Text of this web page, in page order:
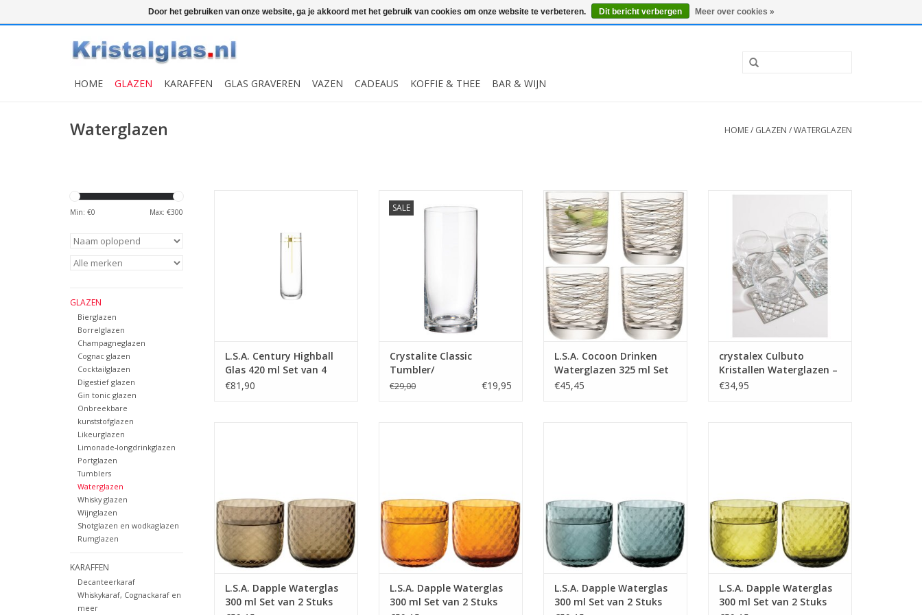
Snelle levering Graveren 0 Artikelen - €0,00 Mijn account / Registreren
HOME GLAZEN KARAFFEN GLAS GRAVEREN VAZEN CADEAUS KOFFIE & THEE BAR & WIJN
Waterglazen HOME/ GLAZEN /WATERGLAZEN
Min: €0 Max: €300
GLAZEN
Bierglazen
Borrelglazen
Champagneglazen
Cognac glazen
Cocktailglazen
Digestief glazen
Gin tonic glazen
Onbreekbare
kunststofglazen
Likeurglazen
Limonade-longdrinkglazen
Portglazen
Tumblers
Waterglazen
Whisky glazen
Wijnglazen
Shotglazen en wodkaglazen
Rumglazen
KARAFFEN
Decanteerkaraf
Whiskykaraf, Cognackaraf en
meer
MEER INFO
L.S.A. Century Highball
Glas 420 ml Set van 4
Stuks
€81,90
SALE
tumbler glas 470ml
Crystalite Classic
Tumbler/
waterglas/longdrink
€29,00 €19,95
Cocoon Drinken Waterglazen 325
ml Set van 4 Stuks
MEER INFO
L.S.A. Cocoon Drinken
Waterglazen 325 ml Set
van 4 Stuks
€45,45
Culbuto Kristallen Waterglazen –
MEER INFO
crystalex Culbuto
Kristallen Waterglazen –
Set van 6 (390 ml)
€34,95
L.S.A. Dapple Waterglas
300 ml Set van 2 Stuks
L.S.A. Dapple Waterglas
300 ml Set van 2 Stuks
L.S.A. Dapple Waterglas
300 ml Set van 2 Stuks
L.S.A. Dapple Waterglas
300 ml Set van 2 Stuks
Door het gebruiken van onze website, ga je akkoord met het gebruik van cookies om onze website te verbeteren. Dit bericht verbergen Meer over cookies »